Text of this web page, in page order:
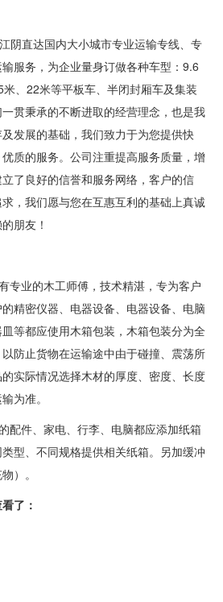
阴直达国内大小城市专业运输专线、专
服务，为企业量身订做各种车型：9.6
、22米等平板车、半闭封厢车及集装
贯秉承的不断进取的经营理念，也是我
发展的基础，我们致力于为您提供快
质的服务。公司注重提高服务质量，增
了良好的信誉和服务网络，客户的信
，我们愿与您在互惠互利的基础上真诚
朋友！
专业的木工师傅，技术精湛，专为客户
精密仪器、电器设备、电器设备、电脑
等都应使用木箱包装，木箱包装分为全
防止货物在运输途中由于碰撞、震荡所
实际情况选择木材的厚度、密度、长度
为准。
配件、家电、行李、电脑都应添加纸箱
型、不同规格提供相关纸箱。另加缓冲
）。
了：